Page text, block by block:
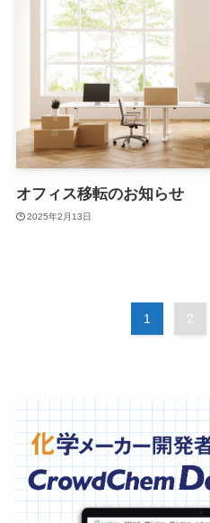
オフィス移転のお知らせ
2025年2月13日
1 2